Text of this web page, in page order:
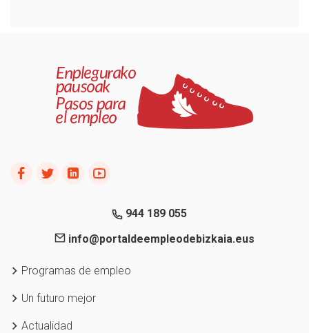
944 189 055
info@portaldeempleodebizkaia.eus
Programas de empleo
Un futuro mejor
Actualidad